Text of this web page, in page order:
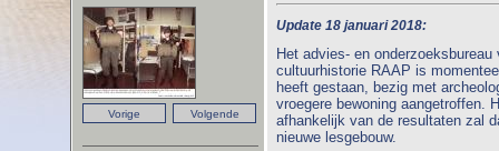
Update 18 januari 2018:
Het advies- en
cultuurhistorie RAAP is
heeft gestaan, bezig met
vroegere bewoning aangetroffen.
afhankelijk van de resultaten zal
nieuwe lesgebouw.